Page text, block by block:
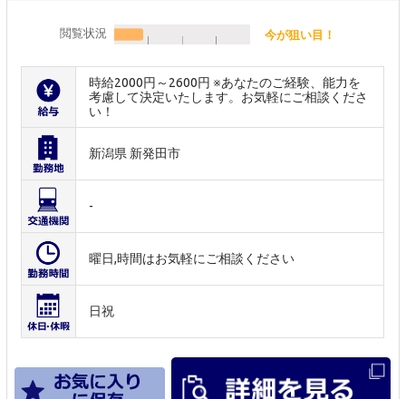
閲覧状況 今が狙い目！
時給2000円～2600円 ※あなたのご経験、能力を
考慮して決定いたします。お気軽にご相談くださ
い！
新潟県 新発田市
-
曜日,時間はお気軽にご相談ください
日祝